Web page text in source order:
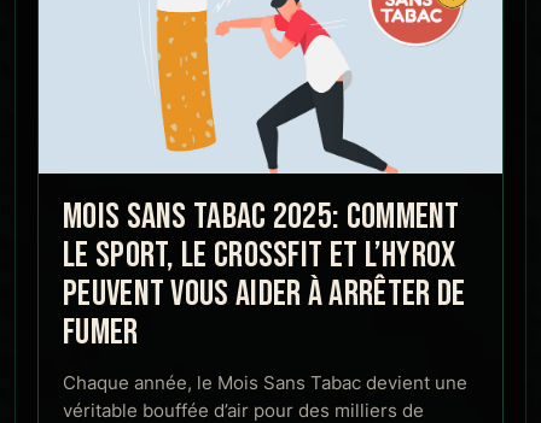
MOIS SANS TABAC 2025: COMMENT
LE SPORT, LE CROSSFIT ET L’HYROX
PEUVENT VOUS AIDER À ARRÊTER DE
FUMER
Chaque année, le Mois Sans Tabac devient une
véritable bouffée d’air pour des milliers de